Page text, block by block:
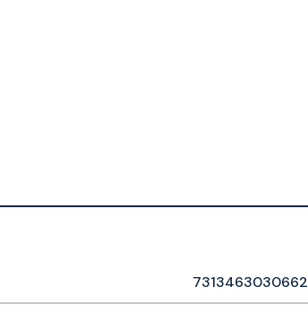
7313463030662